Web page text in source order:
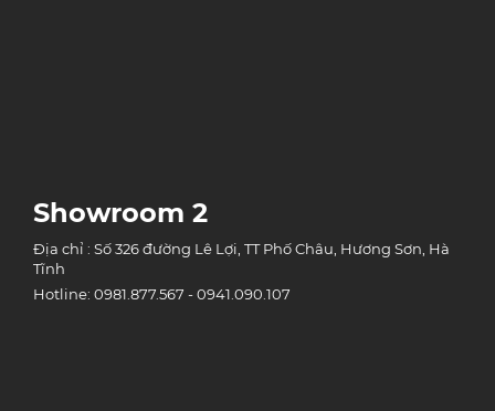
Showroom 2
Địa chỉ : Số 326 đường Lê Lợi, TT Phố Châu, Hương Sơn, Hà
Tĩnh
Hotline: 0981.877.567 - 0941.090.107